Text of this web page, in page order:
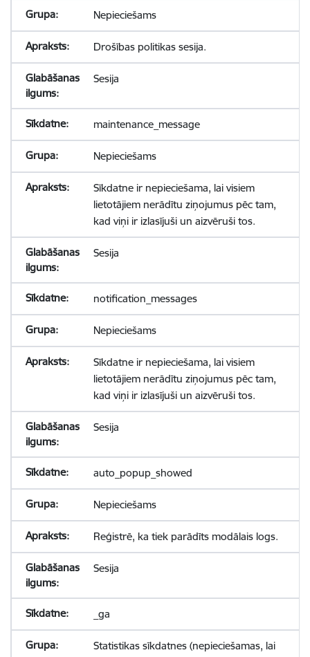
Nepieciešams
Drošības politikas sesija.
Sesija
maintenance_message
Nepieciešams
Sīkdatne ir nepieciešama, lai visiem
lietotājiem nerādītu ziņojumus pēc tam,
kad viņi ir izlasījuši un aizvēruši tos.
Sesija
notification_messages
Nepieciešams
Sīkdatne ir nepieciešama, lai visiem
lietotājiem nerādītu ziņojumus pēc tam,
kad viņi ir izlasījuši un aizvēruši tos.
Sesija
auto_popup_showed
Nepieciešams
Reģistrē, ka tiek parādīts modālais logs.
Sesija
_ga
Statistikas sīkdatnes (nepieciešamas, lai